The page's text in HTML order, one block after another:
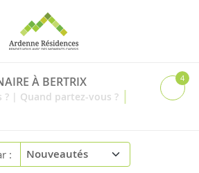
À BERTRIX
? | Quand partez-vous ? |
4
: